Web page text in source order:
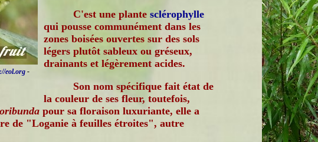
eol.org -
C'est une plante sclérophylle
qui pousse communément dans les
zones boisées ouvertes sur des sols
légers plutôt sableux ou gréseux,
drainants et légèrement acides.
Son nom spécifique fait état de
la couleur de ses fleur, toutefois,
pour sa floraison luxuriante, elle a
de "Loganie à feuilles étroites", autre